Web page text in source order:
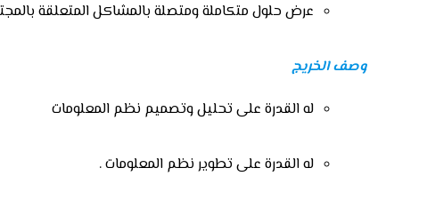
عرض حلول متكاملة ومتصلة بالمشاكل المتعلقة
وصف الخريج
له القدرة على تحليل وتصميم نظم المعلومات
له القدرة على تطوير نظم المعلومات .